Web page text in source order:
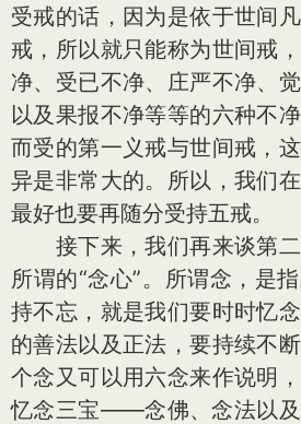
受戒的话，因为是依于世间
戒，所以就只能称为世间戒
净、受已不净、庄严不净、
以及果报不净等等的六种不
而受的第一义戒与世间戒，
异是非常大的。所以，我们
最好也要再随分受持五戒。
接下来，我们再来谈第二
所谓的“念心”。所谓念，是
持不忘，就是我们要时时忆
的善法以及正法，要持续不
个念又可以用六念来作说明
忆念三宝——念佛、念法以及